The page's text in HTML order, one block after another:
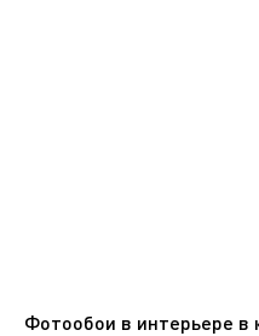
Фотообои в интерьере в